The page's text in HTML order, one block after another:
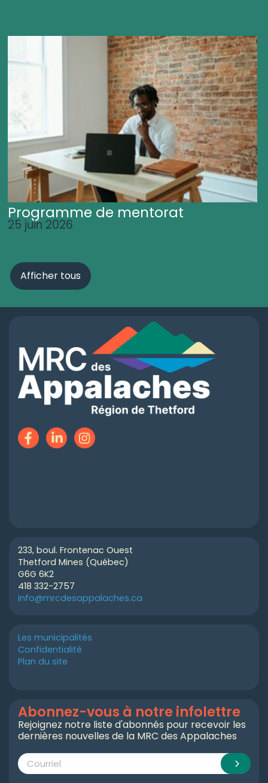
Programme de mentorat
25 juin 2026
Afficher tous
233, boul. Frontenac Ouest
Thetford Mines (Québec)
G6G 6K2
418 332-2757
info@mrcdesappalaches.ca
Les municipalités
Confidentialité
Plan du site
Abonnez-vous à notre infolettre
Rejoignez notre liste d'abonnés pour recevoir les
dernières nouvelles de la MRC des Appalaches